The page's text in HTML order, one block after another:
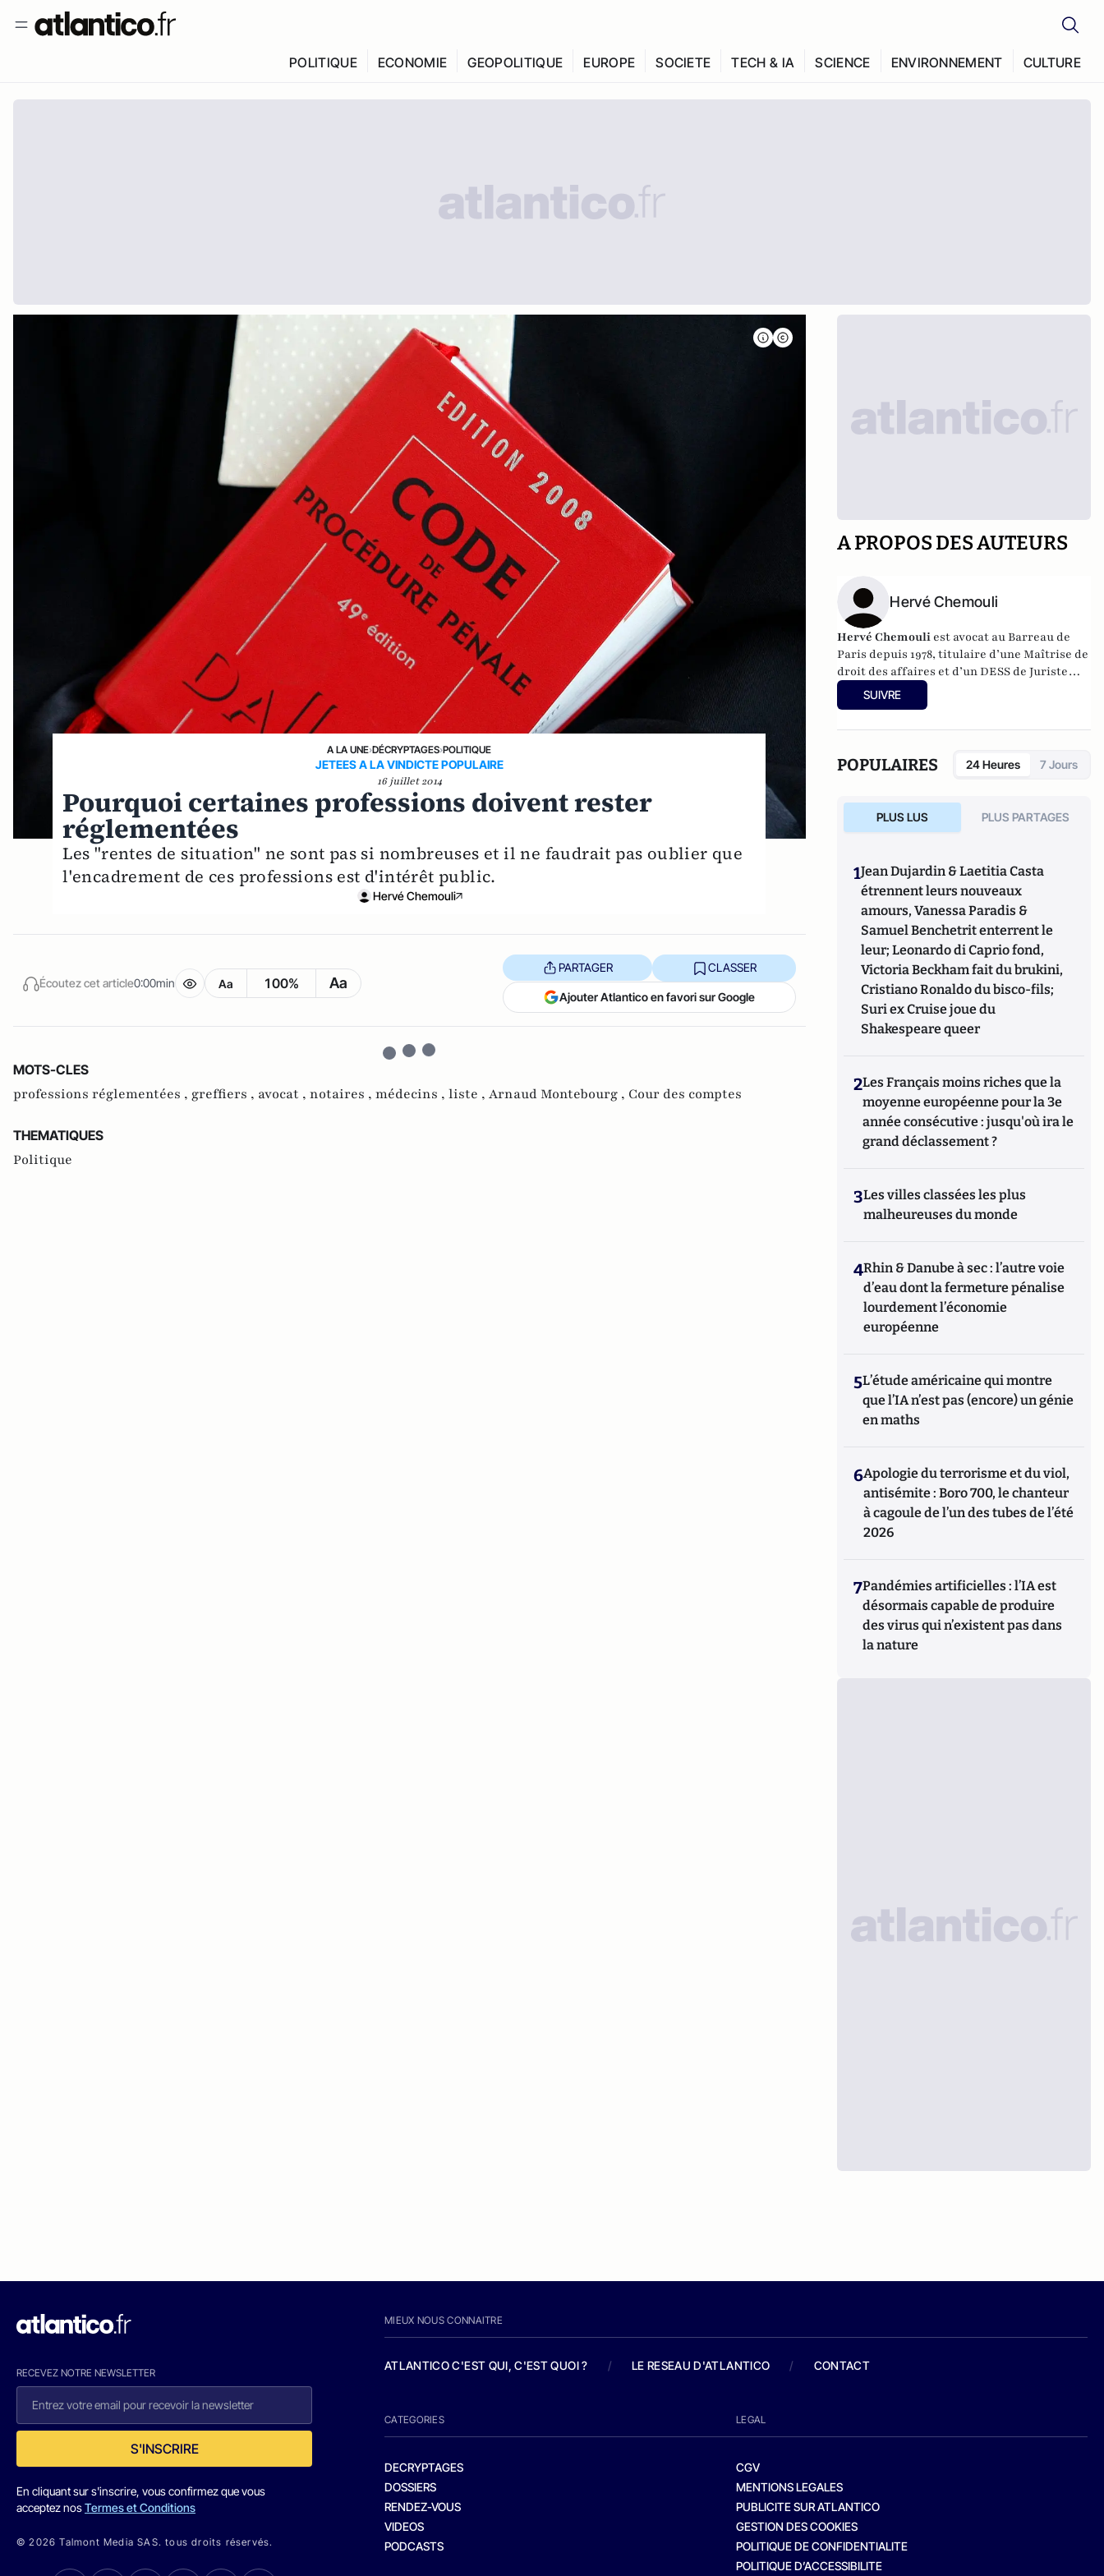
POLITIQUE ECONOMIE GEOPOLITIQUE EUROPE SOCIETE TECH & IA SCIENCE ENVIRONNEMENT CULTURE
A LA UNE›DÉCRYPTAGES›POLITIQUE
JETEES A LA VINDICTE POPULAIRE
16 juillet 2014
Pourquoi certaines professions doivent rester
réglementées
Les "rentes de situation" ne sont pas si nombreuses et il ne faudrait pas oublier que
l'encadrement de ces professions est d'intérêt public.
Hervé Chemouli
Écoutez cet article0:00min Aa 100% Aa
PARTAGER CLASSER
Ajouter Atlantico en favori sur Google
MOTS-CLES
professions réglementées , greffiers , avocat , notaires , médecins , liste , Arnaud Montebourg , Cour des comptes
THEMATIQUES
Politique
A PROPOS DES AUTEURS
Hervé Chemouli
Hervé Chemouli est avocat au Barreau de
Paris depuis 1978, titulaire d’une Maîtrise de
droit des affaires et d’un DESS de Juriste
d’Affaires mention fiscalité et gestion de
l’Université de Paris II Assas. Il est
SUIVRE
POPULAIRES 24 Heures 7 Jours
PLUS LUS PLUS PARTAGES
1Jean Dujardin & Laetitia Casta
étrennent leurs nouveaux
amours, Vanessa Paradis &
Samuel Benchetrit enterrent le
leur; Leonardo di Caprio fond,
Victoria Beckham fait du brukini,
Cristiano Ronaldo du bisco-fils;
Suri ex Cruise joue du
Shakespeare queer
2Les Français moins riches que la
moyenne européenne pour la 3e
année consécutive : jusqu'où ira le
grand déclassement ?
3Les villes classées les plus
malheureuses du monde
4Rhin & Danube à sec : l’autre voie
d’eau dont la fermeture pénalise
lourdement l’économie
européenne
5L’étude américaine qui montre
que l’IA n’est pas (encore) un génie
en maths
6Apologie du terrorisme et du viol,
antisémite : Boro 700, le chanteur
à cagoule de l’un des tubes de l’été
2026
7Pandémies artificielles : l’IA est
désormais capable de produire
des virus qui n’existent pas dans
la nature
RECEVEZ NOTRE NEWSLETTER
S'INSCRIRE
En cliquant sur s'inscrire, vous confirmez que vous
acceptez nosTermes et Conditions
© 2026 Talmont Media SAS. tous droits réservés.
MIEUX NOUS CONNAITRE
ATLANTICO C'EST QUI, C'EST QUOI ? / LE RESEAU D'ATLANTICO / CONTACT
CATEGORIES
DECRYPTAGES
DOSSIERS
RENDEZ-VOUS
VIDEOS
PODCASTS
LEGAL
CGV
MENTIONS LEGALES
PUBLICITE SUR ATLANTICO
GESTION DES COOKIES
POLITIQUE DE CONFIDENTIALITE
POLITIQUE D’ACCESSIBILITE